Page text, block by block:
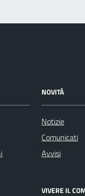
NOVITÀ
Notizie
Comunicati
Avvisi
VIVERE IL